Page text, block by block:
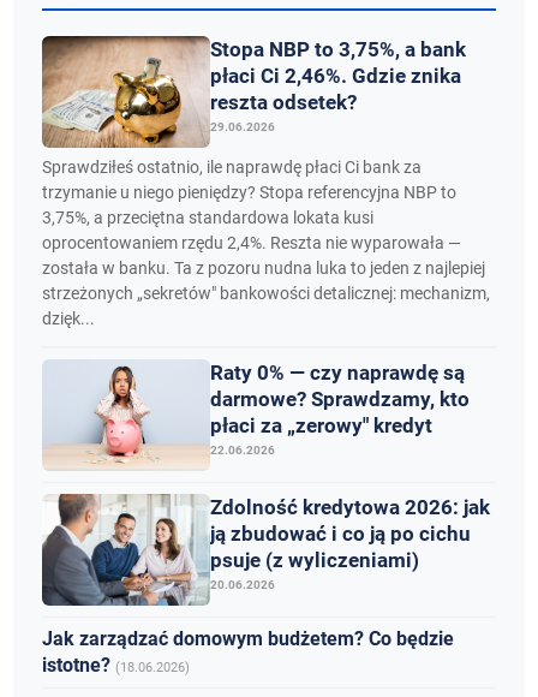
Stopa NBP to 3,75%, a bank
płaci Ci 2,46%. Gdzie znika
reszta odsetek?
29.06.2026
Sprawdziłeś ostatnio, ile naprawdę płaci Ci bank za
trzymanie u niego pieniędzy? Stopa referencyjna NBP to
3,75%, a przeciętna standardowa lokata kusi
oprocentowaniem rzędu 2,4%. Reszta nie wyparowała —
została w banku. Ta z pozoru nudna luka to jeden z najlepiej
strzeżonych „sekretów" bankowości detalicznej: mechanizm,
dzięk...
Raty 0% — czy naprawdę są
darmowe? Sprawdzamy, kto
płaci za „zerowy" kredyt
22.06.2026
Zdolność kredytowa 2026: jak
ją zbudować i co ją po cichu
psuje (z wyliczeniami)
20.06.2026
Jak zarządzać domowym budżetem? Co będzie
istotne?(18.06.2026)